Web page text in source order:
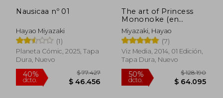
Nausicaa nº 01
Hayao Miyazaki
(1)
Planeta Cómic, 2025, Tapa
Dura, Nuevo
The art of Princess
Mononoke (en
Inglés)
Miyazaki, Hayao
(7)
Viz Media, 2014, 01 Edición,
Tapa Dura, Nuevo